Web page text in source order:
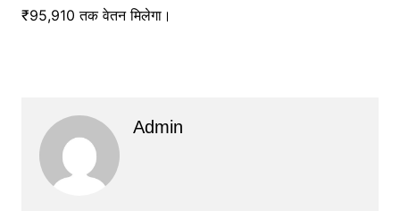
₹95,910 तक वेतन मिलेगा।
Admin